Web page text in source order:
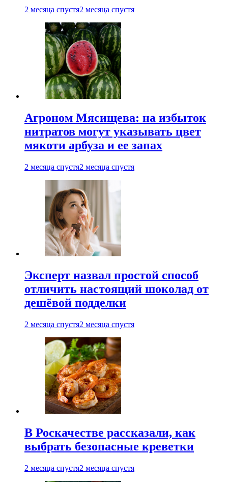
2 месяца спустя2 месяца спустя
Агроном Мясищева: на избыток
нитратов могут указывать цвет
мякоти арбуза и ее запах
2 месяца спустя2 месяца спустя
Эксперт назвал простой способ
отличить настоящий шоколад от
дешёвой подделки
2 месяца спустя2 месяца спустя
В Роскачестве рассказали, как
выбрать безопасные креветки
2 месяца спустя2 месяца спустя